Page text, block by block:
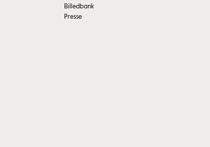
Billedbank
Presse